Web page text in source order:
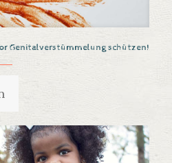
Genitalverstümmelung schützen!